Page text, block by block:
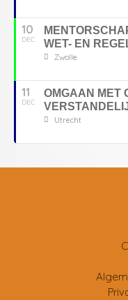
10
DEC
WET- EN
Zwolle
11
DEC
OMGAAN MET
Utrecht